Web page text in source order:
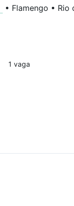
• Flamengo • Rio
1 vaga